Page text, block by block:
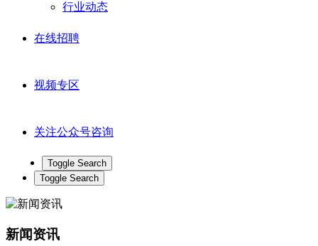
行业动态
在线招聘
视频专区
关注公众号咨询
Toggle Search
Toggle Search
新闻资讯